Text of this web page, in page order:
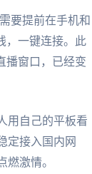
要提前在手机和
，一键连接。此
播窗口，已经变
用自己的平板看
定接入国内网
激情。